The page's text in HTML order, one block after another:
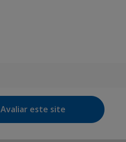
Avaliar este site